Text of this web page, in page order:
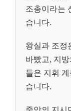
조총이라는
습니다.
왕실과 조정
바빴고, 지
들은 지휘
습니다.